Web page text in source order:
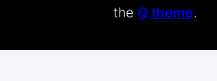
the Q theme.